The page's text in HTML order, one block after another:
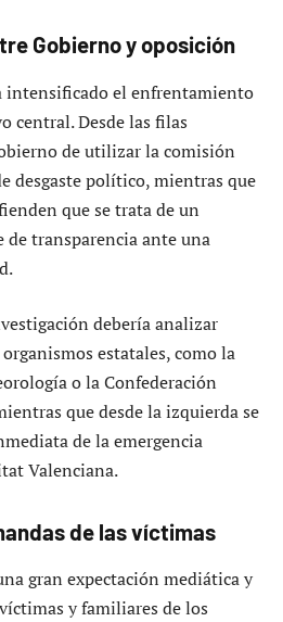
Gobierno y oposición
intensificado el enfrentamiento
central. Desde las filas
de utilizar la comisión
desgaste político, mientras que
que se trata de un
transparencia ante una
debería analizar
estatales, como la
o la Confederación
que desde la izquierda se
de la emergencia
Valenciana.
de las víctimas
gran expectación mediática y
y familiares de los